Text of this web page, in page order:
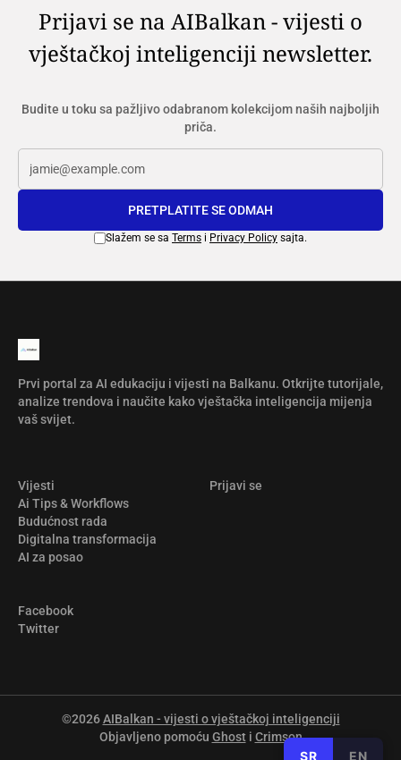
Prijavi se na AIBalkan - vijesti o
vještačkoj inteligenciji newsletter.
Budite u toku sa pažljivo odabranom kolekcijom naših najboljih
priča.
PRETPLATITE SE ODMAH
Slažem se sa Terms i Privacy Policy sajta.
Prvi portal za AI edukaciju i vijesti na Balkanu. Otkrijte tutorijale,
analize trendova i naučite kako vještačka inteligencija mijenja
vaš svijet.
Vijesti
Ai Tips & Workflows
Budućnost rada
Digitalna transformacija
AI za posao
Prijavi se
Facebook
Twitter
©2026AIBalkan - vijesti o vještačkoj inteligenciji
Objavljeno pomoću Ghosti Crimson
SR EN